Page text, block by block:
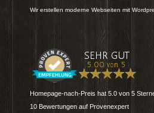
Wir erstellen moderne Webseiten mit
Homepage-nach-Preis hat 5.0 von 5
10 Bewertungen auf Provenexpert